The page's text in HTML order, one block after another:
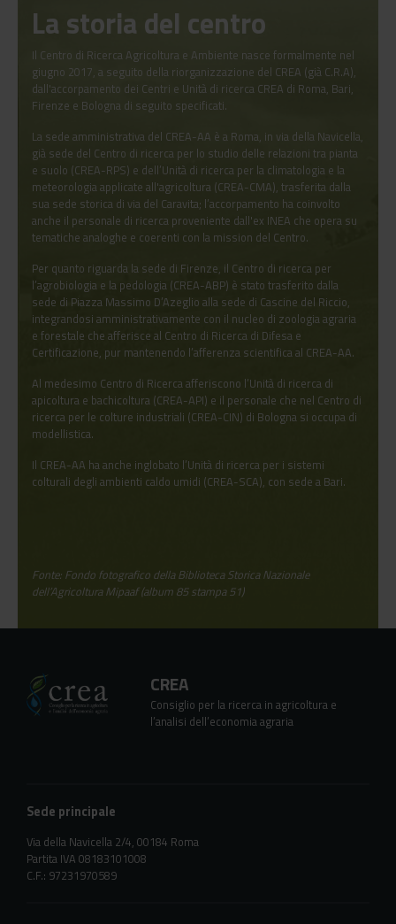
La storia del centro
Il Centro di Ricerca Agricoltura e Ambiente nasce formalmente nel
giugno 2017, a seguito della riorganizzazione del CREA (già C.R.A),
dall'accorpamento dei Centri e Unità di ricerca CREA di Roma, Bari,
Firenze e Bologna di seguito specificati.
La sede amministrativa del CREA-AA è a Roma, in via della Navicella,
già sede del Centro di ricerca per lo studio delle relazioni tra pianta
e suolo (CREA-RPS) e dell’Unità di ricerca per la climatologia e la
meteorologia applicate all'agricoltura (CREA-CMA), trasferita dalla
sua sede storica di via del Caravita; l’accorpamento ha coinvolto
anche il personale di ricerca proveniente dall'ex INEA che opera su
tematiche analoghe e coerenti con la mission del Centro.
Per quanto riguarda la sede di Firenze, il Centro di ricerca per
l’agrobiologia e la pedologia (CREA-ABP) è stato trasferito dalla
sede di Piazza Massimo D’Azeglio alla sede di Cascine del Riccio,
integrandosi amministrativamente con il nucleo di zoologia agraria
e forestale che afferisce al Centro di Ricerca di Difesa e
Certificazione, pur mantenendo l’afferenza scientifica al CREA-AA.
Al medesimo Centro di Ricerca afferiscono l’Unità di ricerca di
apicoltura e bachicoltura (CREA-API) e il personale che nel Centro di
ricerca per le colture industriali (CREA-CIN) di Bologna si occupa di
modellistica.
Il CREA-AA ha anche inglobato l’Unità di ricerca per i sistemi
colturali degli ambienti caldo umidi (CREA-SCA), con sede a Bari.
Fonte: Fondo fotografico della Biblioteca Storica Nazionale
dell’Agricoltura Mipaaf (album 85 stampa 51)
CREA
Consiglio per la ricerca in agricoltura e
l’analisi dell’economia agraria
Sede principale
Via della Navicella 2/4, 00184 Roma
Partita IVA 08183101008
C.F.: 97231970589